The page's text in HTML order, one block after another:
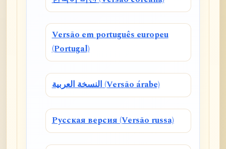
Versão em português europeu
(Portugal)
النسخة العربية (Versão árabe)
Русская версия (Versão russa)